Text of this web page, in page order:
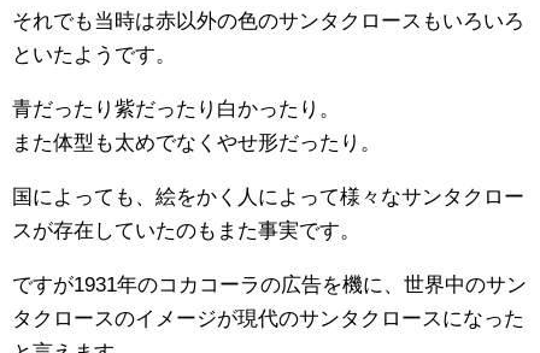
それでも当時は赤以外の色のサンタクロースもいろいろ
といたようです。
青だったり紫だったり白かったり。
また体型も太めでなくやせ形だったり。
国によっても、絵をかく人によって様々なサンタクロー
スが存在していたのもまた事実です。
ですが1931年のコカコーラの広告を機に、世界中のサン
タクロースのイメージが現代のサンタクロースになった